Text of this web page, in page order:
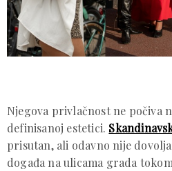
Njegova privlačnost ne počiva
definisanoj estetici.
prisutan, ali odavno nije
događa na ulicama grada